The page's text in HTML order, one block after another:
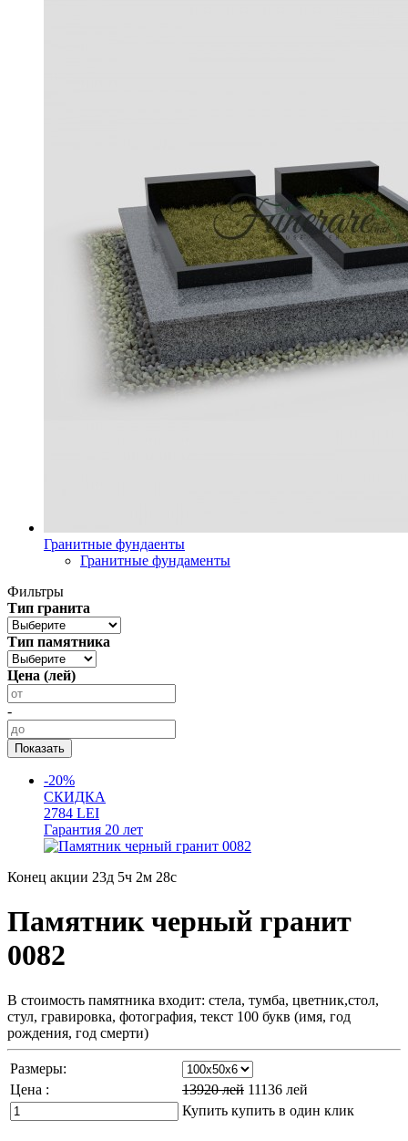
Гранитные фундаенты
Гранитные фундаменты
Фильтры
Тип гранита
Тип памятника
Цена (лей)
-
-20%
СКИДКА
2784 LEI
Гарантия 20 лет
Конец акции 23д 5ч 2м 27с
Памятник черный гранит
0082
В стоимость памятника входит: стела, тумба, цветник,стол,
стул, гравировка, фотография, текст 100 букв (имя, год
рождения, год смерти)
Размеры:
Цена :
13920лей 11136 лей
Купить купить в один клик